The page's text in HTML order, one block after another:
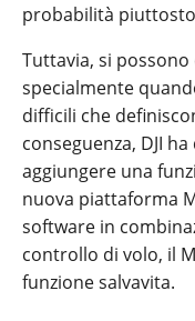
probabilità
Tuttavia, si
specialmente
difficili che
conseguenza, DJI
aggiungere una
nuova piattaforma
software in
controllo di volo, il
funzione salvavita.